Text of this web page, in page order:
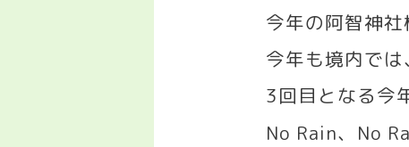
今年の阿智神
今年も境内で
3回目となる今
No Rain、 No